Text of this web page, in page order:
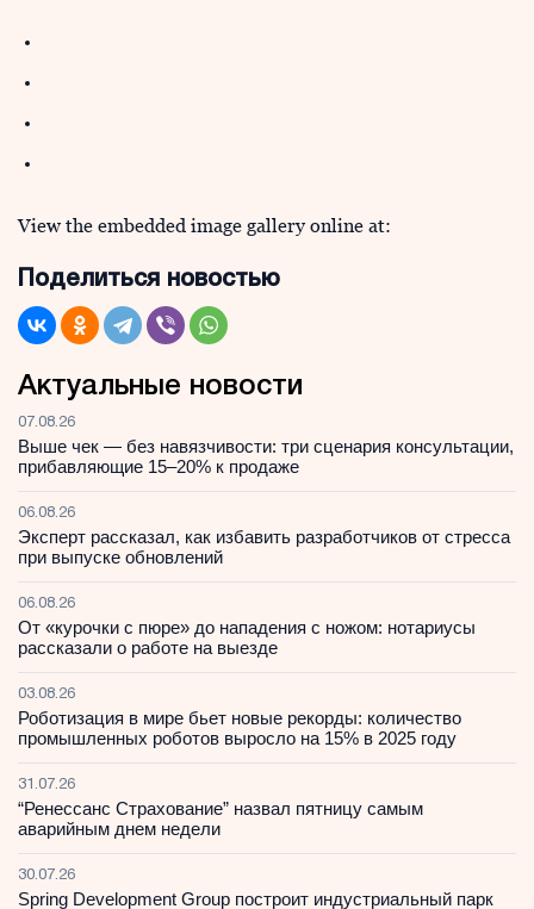
View the embedded image gallery online at:
Поделиться новостью
Актуальные новости
07.08.26
Выше чек — без навязчивости: три сценария консультации,
прибавляющие 15–20% к продаже
06.08.26
Эксперт рассказал, как избавить разработчиков от стресса
при выпуске обновлений
06.08.26
От «курочки с пюре» до нападения с ножом: нотариусы
рассказали о работе на выезде
03.08.26
Роботизация в мире бьет новые рекорды: количество
промышленных роботов выросло на 15% в 2025 году
31.07.26
“Ренессанс Страхование” назвал пятницу самым
аварийным днем недели
30.07.26
Spring Development Group построит индустриальный парк